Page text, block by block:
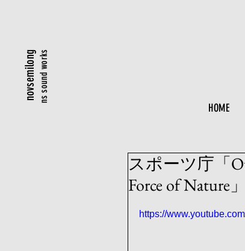
ns sound works
novsemilong
HOME
スポーツ庁「
Force of Nature」
https://